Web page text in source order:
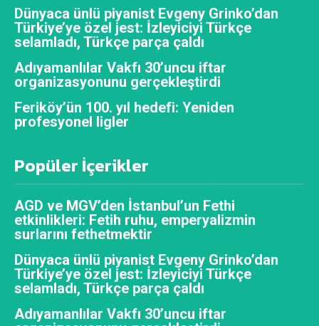
Dünyaca ünlü piyanist Evgeny Grinko’dan
Türkiye’ye özel jest: İzleyiciyi Türkçe
selamladı, Türkçe parça çaldı
Adıyamanlılar Vakfı 30’uncu iftar
organizasyonunu gerçekleştirdi
Feriköy’ün 100. yıl hedefi: Yeniden
profesyonel ligler
Popüler İçerikler
AGD ve MGV’den İstanbul’un Fethi
etkinlikleri: Fetih ruhu, emperyalizmin
surlarını fethetmektir
Dünyaca ünlü piyanist Evgeny Grinko’dan
Türkiye’ye özel jest: İzleyiciyi Türkçe
selamladı, Türkçe parça çaldı
Adıyamanlılar Vakfı 30’uncu iftar